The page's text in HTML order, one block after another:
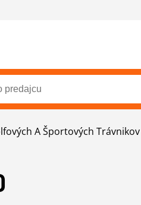
A Športových Trávnikov